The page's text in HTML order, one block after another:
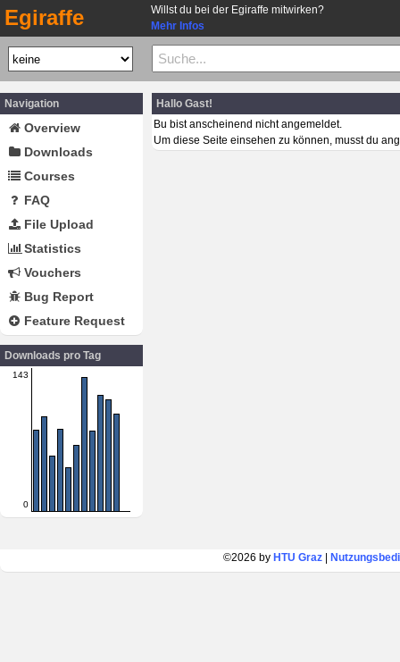
Egiraffe
Willst du bei der Egiraffe mitwirken?
Mehr Infos
Navigation
Overview
Downloads
Courses
FAQ
File Upload
Statistics
Vouchers
Bug Report
Feature Request
Downloads pro Tag
143
0
Hallo Gast!
Bu bist anscheinend nicht angemeldet.
Um diese Seite einsehen zu können, musst du
©2026 by HTU Graz|